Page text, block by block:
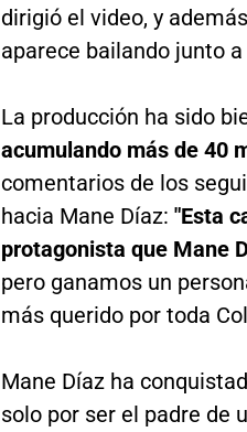
dirigió el video, y
aparece bailando junto a
La producción ha sido
acumulando más de 40
comentarios de los
hacia Mane Díaz: "Esta
protagonista que Mane
pero ganamos un
más querido por toda
Mane Díaz ha
solo por ser el padre de